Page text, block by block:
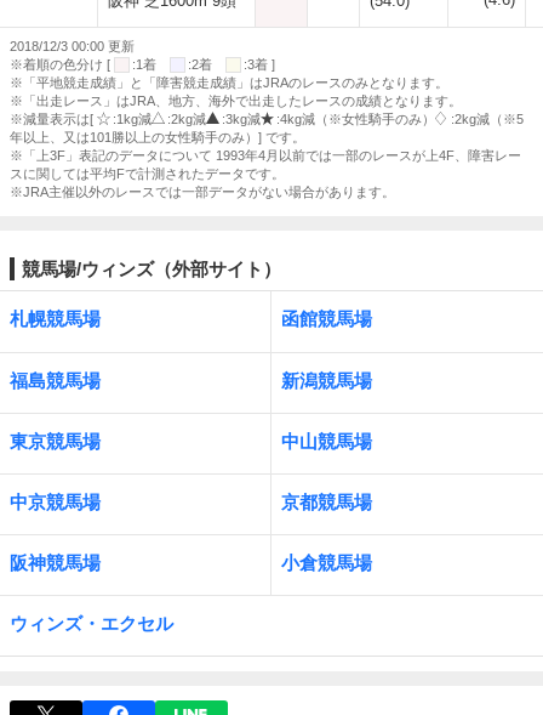
2018/12/3 00:00 更新
※着順の色分け [
:1着 :2着
:3着 ]
※「平地競走成績」と「障害競走成績」はJRAのレースのみとなります。
※「出走レース」はJRA、地方、海外で出走したレースの成績となります。
※減量表示は[
:1kg減 :2kg減 :3kg減 :4kg減（※女性騎手のみ）
:2kg減（※5
年以上、又は101勝以上の女性騎手のみ）] です。
※「上3F」表記のデータについて 1993年4月以前では一部のレースが上4F、障害レー
スに関しては平均Fで計測されたデータです。
※JRA主催以外のレースでは一部データがない場合があります。
競馬場/ウィンズ（外部サイト）
札幌競馬場 函館競馬場
福島競馬場 新潟競馬場
東京競馬場 中山競馬場
中京競馬場 京都競馬場
阪神競馬場 小倉競馬場
ウィンズ・エクセル